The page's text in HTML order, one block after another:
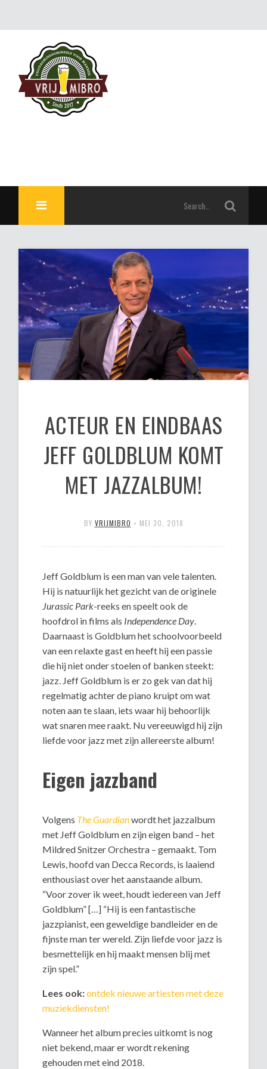
ACTEUR EN EINDBAAS
JEFF GOLDBLUM KOMT
MET JAZZALBUM!
BY VRIJMIBRO • MEI 30, 2018
Jeff Goldblum is een man van vele talenten.
Hij is natuurlijk het gezicht van de originele
Jurassic Park-reeks en speelt ook de
hoofdrol in films als Independence Day.
Daarnaast is Goldblum het schoolvoorbeeld
van een relaxte gast en heeft hij een passie
die hij niet onder stoelen of banken steekt:
jazz. Jeff Goldblum is er zo gek van dat hij
regelmatig achter de piano kruipt om wat
noten aan te slaan, iets waar hij behoorlijk
wat snaren mee raakt. Nu vereeuwigd hij zijn
liefde voor jazz met zijn allereerste album!
Eigen jazzband
Volgens The Guardianwordt het jazzalbum
met Jeff Goldblum en zijn eigen band – het
Mildred Snitzer Orchestra – gemaakt. Tom
Lewis, hoofd van Decca Records, is laaiend
enthousiast over het aanstaande album.
“Voor zover ik weet, houdt iedereen van Jeff
Goldblum” […] “Hij is een fantastische
jazzpianist, een geweldige bandleider en de
fijnste man ter wereld. Zijn liefde voor jazz is
besmettelijk en hij maakt mensen blij met
zijn spel.”
Lees ook:ontdek nieuwe artiesten met deze
muziekdiensten!
Wanneer het album precies uitkomt is nog
niet bekend, maar er wordt rekening
gehouden met eind 2018.